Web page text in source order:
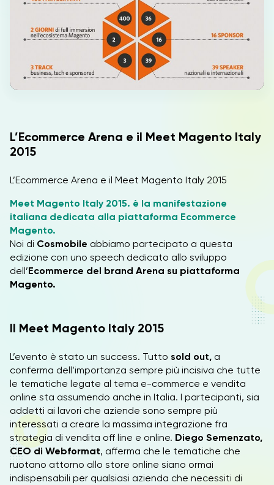
L’Ecommerce Arena e il Meet Magento Italy
2015
L’Ecommerce Arena e il Meet Magento Italy 2015
Meet Magento Italy 2015. è la manifestazione
italiana dedicata alla piattaforma Ecommerce
Magento.
Noi di Cosmobile abbiamo partecipato a questa
edizione con uno speech dedicato allo sviluppo
dell’Ecommerce del brand Arena su piattaforma
Magento.
Il Meet Magento Italy 2015
L’evento è stato un success. Tutto sold out, a
conferma dell’importanza sempre più incisiva che tutte
le tematiche legate al tema e-commerce e vendita
online sta assumendo anche in Italia. I partecipanti, sia
addetti ai lavori che aziende sono sempre più
interessati a creare la massima integrazione fra
strategia di vendita off line e online. Diego Semenzato,
CEO di Webformat, afferma che le tematiche che
ruotano attorno allo store online siano ormai
indispensabili per qualsiasi azienda che necessiti di